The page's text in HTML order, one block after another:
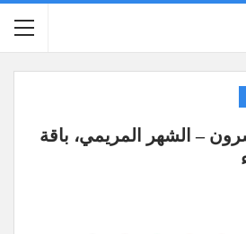
– الشهر المريمي، باقة